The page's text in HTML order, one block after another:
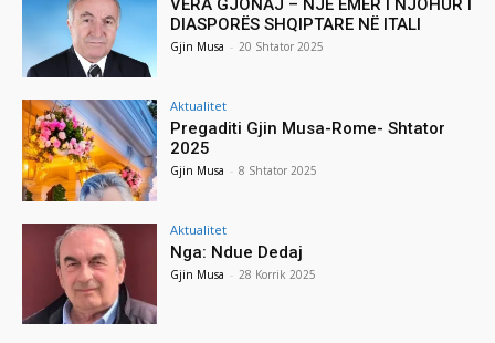
VERA GJONAJ – NJË EMËR I NJOHUR I
DIASPORËS SHQIPTARE NË ITALI
Gjin Musa - 20 Shtator 2025
Aktualitet
Pregaditi Gjin Musa-Rome- Shtator
2025
Gjin Musa - 8 Shtator 2025
Aktualitet
Nga: Ndue Dedaj
Gjin Musa - 28 Korrik 2025